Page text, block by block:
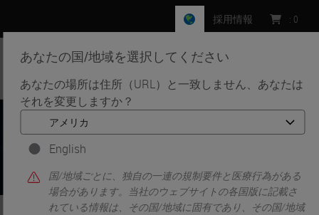
あなたの国/地域を選択してください
あなたの場所は住所（URL）と一致しません、あなたは
それを変更しますか？
English
国/地域ごとに、独自の一連の規制要件と医療行為がある
場合があります。当社のウェブサイトの各国版に記載さ
れている情報は、その国/地域に固有であり、その国/地域
採用情報 : 0
MENU